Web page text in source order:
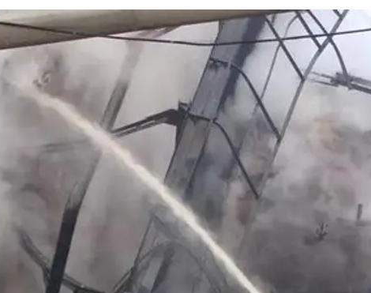
Пожар на НПЗ «Лукойл» в Волгограде, 3 февраля 2024 года
МЧС россии
призвали Украину прекратить атаки на
на нефть и спровоцировать ответные меры.
на трех неназванных источников,
из Вашингтона были переданы чиновникам Службы
Украины.
FT, Белый дом «все больше разочарован наглыми
заводы, терминалы, депо и хранилища по
мощностям россии.